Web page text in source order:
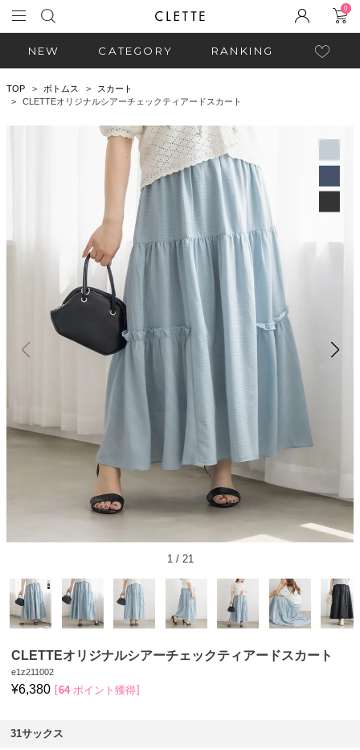
0
NEW CATEGORY RANKING
TOP ボトムス
スカート
CLETTEオリジナルシアーチェックティアードスカート
1/ 21
CLETTEオリジナルシアーチェックティアードスカート
e1z211002
¥6,380 64 ポイント獲得
31サックス